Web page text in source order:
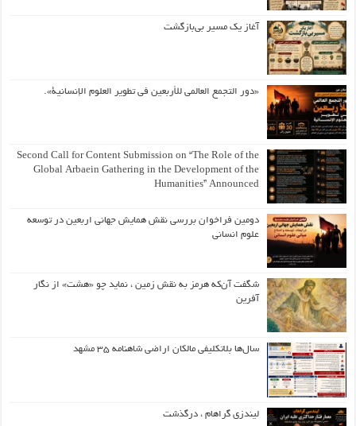
آغاز یک مسیر بی‌بازگشت
«دور التجمع العالمي للأربعين في تطوير العلوم الإنسانية».
Second Call for Content Submission on “The Role of the
Global Arbaein Gathering in the Development of the
Humanities” Announced
دومین فراخوان بررسی نقش همایش جهانی اربعین در توسعه
علوم انسانی
شگفت آن‌که هرمز به نقش زمین ، نماید چو «هشت» از نگار
آفرین
سال‌ها بلاتکلیفی مالکان اراضی شاهنامه ۳۵ مشهد
لیندزی گراهام ، درگذشت